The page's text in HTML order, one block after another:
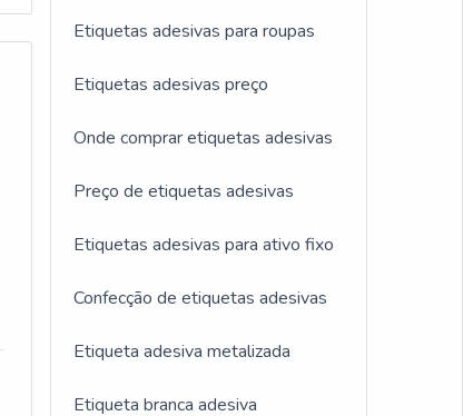
Etiquetas adesivas para roupas
Etiquetas adesivas preço
Onde comprar etiquetas adesivas
Preço de etiquetas adesivas
Etiquetas adesivas para ativo fixo
Confecção de etiquetas adesivas
Etiqueta adesiva metalizada
Etiqueta branca adesiva